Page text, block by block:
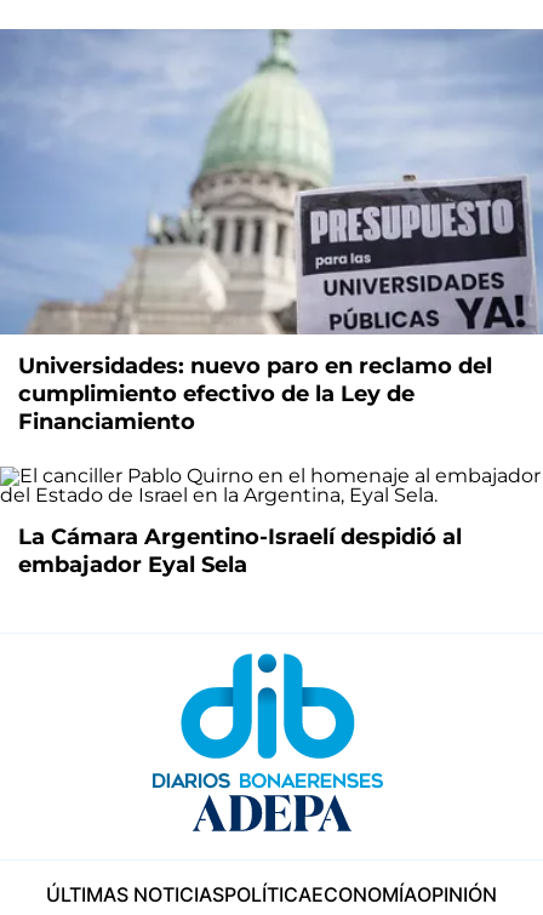
Universidades: nuevo paro en reclamo del
cumplimiento efectivo de la Ley de
Financiamiento
La Cámara Argentino-Israelí despidió al
embajador Eyal Sela
ÚLTIMAS NOTICIASPOLÍTICAECONOMÍAOPINIÓN